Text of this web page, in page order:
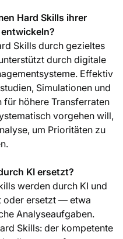
Hard Skills ihrer
Skills durch gezieltes
durch digitale
Effektiv
Simulationen und
höhere Transferraten
vorgehen will,
um Prioritäten zu
KI ersetzt?
werden durch KI und
oder ersetzt — etwa
Analyseaufgaben.
Skills: der kompetente